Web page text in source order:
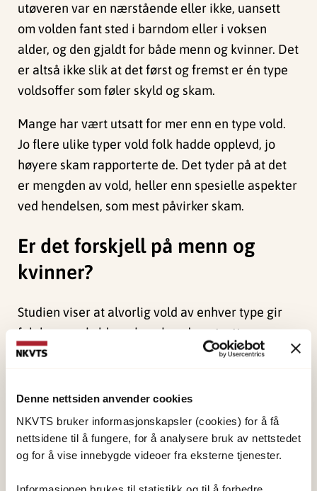
Denne nettsiden anvender cookies
NKVTS bruker informasjonskapsler (cookies) for å få
nettsidene til å fungere, for å analysere bruk av nettstedet
og for å vise innebygde videoer fra eksterne tjenester.
utøveren var en nærstående eller ikke, uansett
om volden fant sted i barndom eller i voksen
alder, og den gjaldt for både menn og kvinner. Det
er altså ikke slik at det først og fremst er én type
voldsoffer som føler skyld og skam.
Mange har vært utsatt for mer enn en type vold.
Jo flere ulike typer vold folk hadde opplevd, jo
høyere skam rapporterte de. Det tyder på at det
er mengden av vold, heller enn spesielle aspekter
ved hendelsen, som mest påvirker skam.
Er det forskjell på menn og
kvinner?
Studien viser at alvorlig vold av enhver type gir
følelser av skyld og skam hos den utsatte.
Forskerne finner ikke grunnlag for å si at seksuell
man skammer seg mer dersom volden utøves i
nære relasjoner.
Kvinner rapporterte om mer skam enn menn